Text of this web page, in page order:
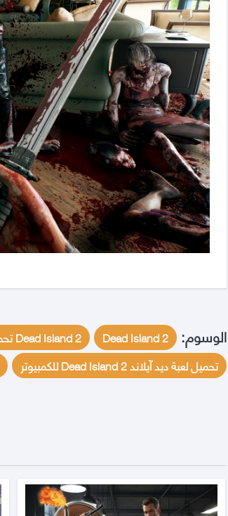
الوسوم: Dead Island 2 Dead Island 2 تحميل مجانا
تحميل لعبة ديد آيلاند Dead Island 2 للكمبيوتر